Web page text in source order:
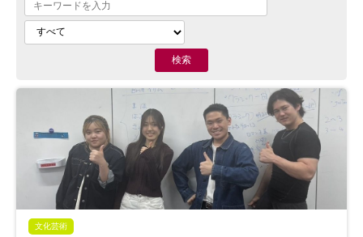
文化芸術